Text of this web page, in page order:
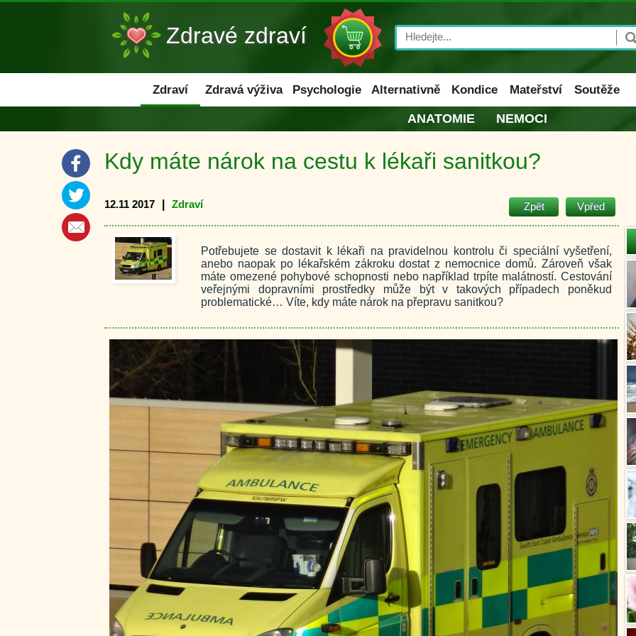
Zdravé zdraví Search
Zdraví Zdravá výživa Psychologie Alternativně Kondice Mateřství Soutěže
ANATOMIE NEMOCI
Kdy máte nárok na cestu k lékaři sanitkou?
Zpět Vpřed
12.11 2017 Zdraví
Potřebujete se dostavit k lékaři na pravidelnou kontrolu či speciální vyšetření,
anebo naopak po lékařském zákroku dostat z nemocnice domů. Zároveň však
máte omezené pohybové schopnosti nebo například trpíte malátností. Cestování
veřejnými dopravními prostředky může být v takových případech poněkud
problematické… Víte, kdy máte nárok na přepravu sanitkou?